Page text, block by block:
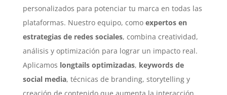
personalizados para potenciar tu marca en todas las
plataformas. Nuestro equipo, como expertos en
estrategias de redes sociales, combina creatividad,
análisis y optimización para lograr un impacto real.
Aplicamos longtails optimizadas, keywords de
social media, técnicas de branding, storytelling y